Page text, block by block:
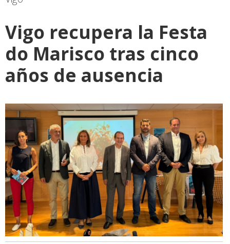
Vigo recupera la Festa
do Marisco tras cinco
años de ausencia